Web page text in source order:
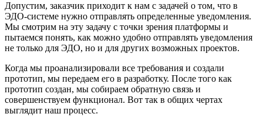
Допустим, заказчик приходит к нам с задачей о том, что в
ЭДО-системе нужно отправлять определенные уведомления.
Мы смотрим на эту задачу с точки зрения платформы и
пытаемся понять, как можно удобно отправлять уведомления
не только для ЭДО, но и для других возможных проектов.
Когда мы проанализировали все требования и создали
прототип, мы передаем его в разработку. После того как
прототип создан, мы собираем обратную связь и
совершенствуем функционал. Вот так в общих чертах
выглядит наш процесс.